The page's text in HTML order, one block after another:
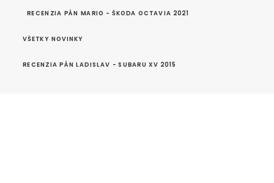
RECENZIA PÁN MARIO - ŠKODA OCTAVIA 2021
VŠETKY NOVINKY
RECENZIA PÁN LADISLAV - SUBARU XV 2015